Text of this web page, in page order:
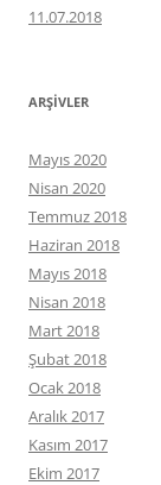
11.07.2018
ARŞIVLER
Mayıs 2020
Nisan 2020
Temmuz 2018
Haziran 2018
Mayıs 2018
Nisan 2018
Mart 2018
Şubat 2018
Ocak 2018
Aralık 2017
Kasım 2017
Ekim 2017